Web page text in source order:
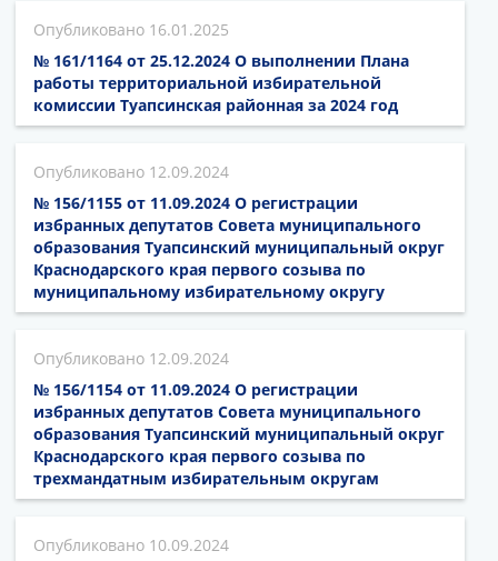
16.01.2025
№ 161/1164 от 25.12.2024 О выполнении Плана
работы территориальной избирательной
комиссии Туапсинская районная за 2024 год
12.09.2024
№ 156/1155 от 11.09.2024 О регистрации
избранных депутатов Совета муниципального
образования Туапсинский муниципальный округ
Краснодарского края первого созыва по
муниципальному избирательному округу
12.09.2024
№ 156/1154 от 11.09.2024 О регистрации
избранных депутатов Совета муниципального
образования Туапсинский муниципальный округ
Краснодарского края первого созыва по
трехмандатным избирательным округам
10.09.2024